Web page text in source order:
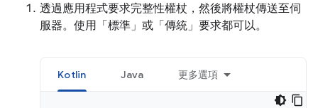
透過應用程式要求完整性權杖，然後將權杖傳送至伺
服器。使用「標準」或「傳統」要求都可以。
Kotlin Java 更多選項